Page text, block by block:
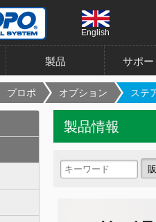
English
製品 サポ
プロポ オプション ステ
製品情報